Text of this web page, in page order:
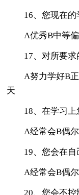
16、您现在
A优秀B中等
17、对所要
A努力学好B
天
18、在学习
A经常会B偶
19、您会在
A经常会B偶
20、您会不